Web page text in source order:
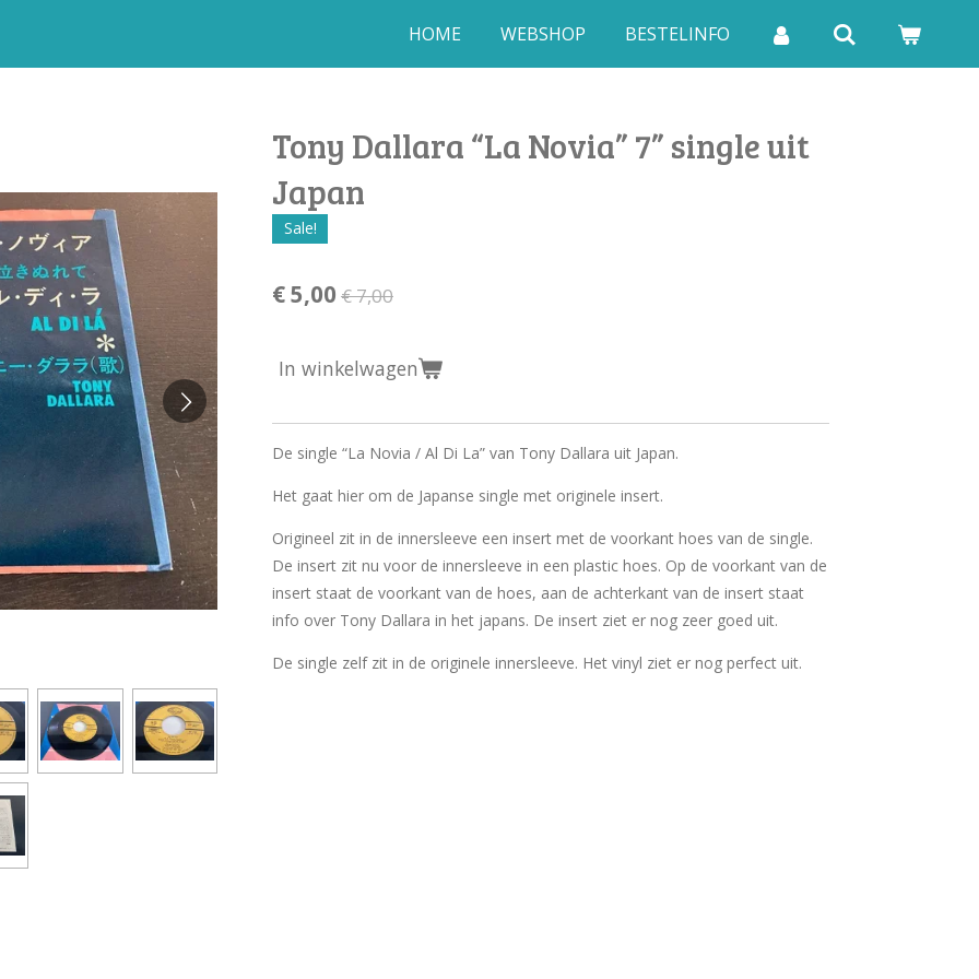
HOME WEBSHOP BESTELINFO
Tony Dallara “La Novia” 7” single uit
Japan
Sale!
€ 5,00 € 7,00
In winkelwagen
De single “La Novia / Al Di La” van Tony Dallara uit Japan.
Het gaat hier om de Japanse single met originele insert.
Origineel zit in de innersleeve een insert met de voorkant hoes van de single.
De insert zit nu voor de innersleeve in een plastic hoes. Op de voorkant van de
insert staat de voorkant van de hoes, aan de achterkant van de insert staat
info over Tony Dallara in het japans. De insert ziet er nog zeer goed uit.
De single zelf zit in de originele innersleeve. Het vinyl ziet er nog perfect uit.